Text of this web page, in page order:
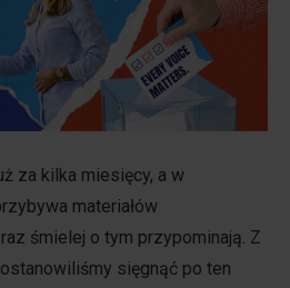
za kilka miesięcy, a w
materiałów
śmielej o tym przypominają. Z
sięgnąć po ten